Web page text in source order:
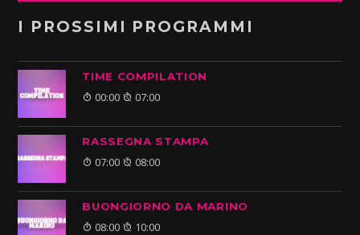
I PROSSIMI PROGRAMMI
TIME COMPILATION
00:00 07:00
RASSEGNA STAMPA
07:00 08:00
BUONGIORNO DA MARINO
08:00 10:00